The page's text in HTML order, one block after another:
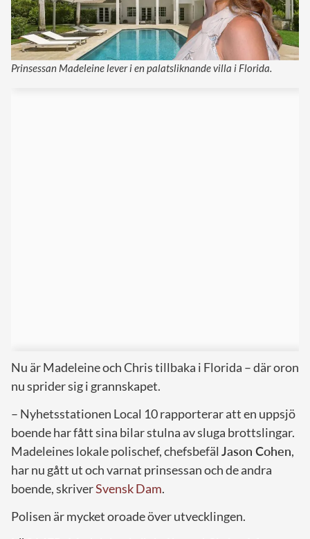
Prinsessan Madeleine lever i en palatsliknande villa i Florida.
Nu är Madeleine och Chris tillbaka i Florida – där oron
nu sprider sig i grannskapet.
– Nyhetsstationen Local 10 rapporterar att en uppsjö
boende har fått sina bilar stulna av sluga brottslingar.
Madeleines lokale polischef, chefsbefäl Jason Cohen,
har nu gått ut och varnat prinsessan och de andra
boende, skriverSvensk Dam.
Polisen är mycket oroade över utvecklingen.